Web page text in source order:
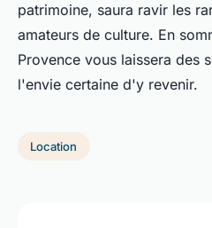
patrimoine, saura ravir les
amateurs de culture. En
Provence vous laissera des
l'envie certaine d'y revenir.
Location